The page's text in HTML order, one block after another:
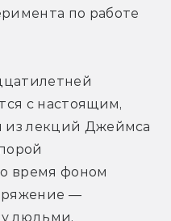
по работе
с настоящим,
из лекций Джеймса
время фоном
—
людьми,